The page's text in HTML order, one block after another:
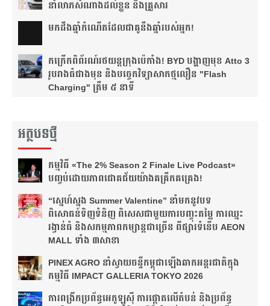
នាំលាភសំណាងដល់ខ្លួន និងគ្រួសារ
មក​ដឹងឆ្នាំ​កំណើត​ដែល​ជា​គូ​នឹង​ឆ្នាំ​របស់​អ្នក!​
កក្រើកពិព័រណ៍រថយន្តក្រុងប៉េកាំង! BYD បង្ហាញមុខ Atto 3
រូបរាងធំជាងមុន និងបច្ចេកវិទ្យាសាកថ្មលឿន "Flash
Charging" ត្រឹម ៥ នាទី
អត្ថបទថ្មី
កម្មវិធី «The 2% Season 2 Finale Live Podcast»
បញ្ចប់ដោយភាពជោគជ័យយ៉ាងគគ្រឹកគគ្រេង!
“ស្នេហ៍ស្នង Summer Valentine” នាំមកនូវបទ
ពិសោធន៍ទិញទំនិញ ពិសេសជាមួយការបញ្ចុះតម្លៃ ការឈ្នះ
រង្វាន់ធំ និងសកម្មភាពកម្សាន្តជាច្រើន ពីផ្សារទំនើប AEON
MALL ទាំង ៣សាខា
PINEX AGRO នាំ​ស្វាយចន្ទី​កម្ពុជា​ឡើង​ឆាក​អន្តរជាតិ​​ក្នុង​
កម្មវិធី​ IMPACT GALLERIA TOKYO 2026
ការពង្រីកប្រព័ន្ធអេកូឡូស៊ី ការផ្តោតលើតំបន់ និងប្រព័ន្ធ